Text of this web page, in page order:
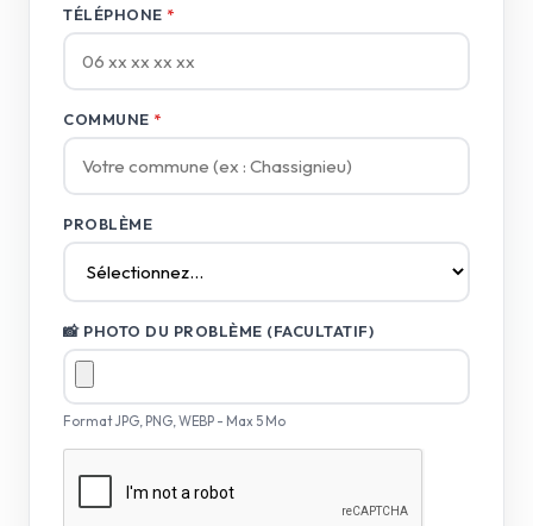
TÉLÉPHONE *
COMMUNE *
PROBLÈME
📸 PHOTO DU PROBLÈME (FACULTATIF)
Format JPG, PNG, WEBP - Max 5 Mo